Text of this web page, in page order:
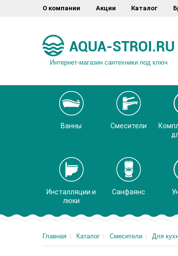
О компании Акции Каталог
Интернет-магазин сантехники под ключ
Ванны Смесители
Инсталляции и
люки
Санфаянс
Главная Каталог Смесители Для